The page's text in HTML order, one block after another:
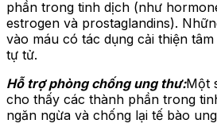
phần trong tinh dịch (như
estrogen và prostaglandins).
vào máu có tác dụng cải thiện
tự tử.
Hỗ trợ phòng chống ung thư:Một
cho thấy các thành phần trong
ngăn ngừa và chống lại tế bào